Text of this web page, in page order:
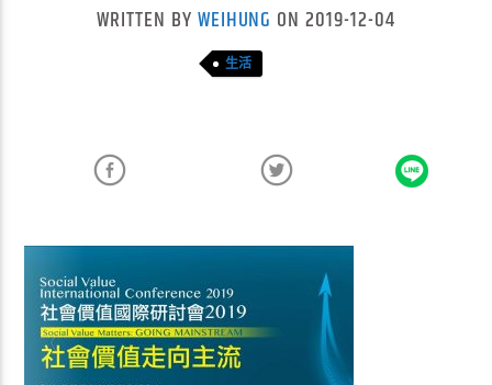
WRITTEN BY WEIHUNG ON 2019-12-04
生活